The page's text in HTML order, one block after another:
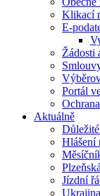
Klikací
E-
Žádosti
Portál
Aktuálně
Hlášení
Jízdní